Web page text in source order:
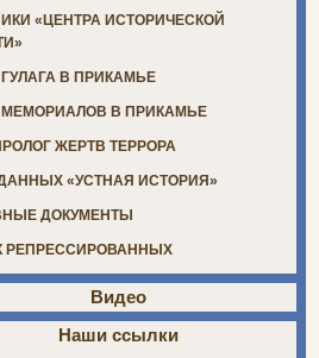
«ЦЕНТРА ИСТОРИЧЕСКОЙ
ГУЛАГА В ПРИКАМЬЕ
МЕМОРИАЛОВ В ПРИКАМЬЕ
ЖЕРТВ ТЕРРОРА
«УСТНАЯ ИСТОРИЯ»
ДОКУМЕНТЫ
РЕПРЕССИРОВАННЫХ
Видео
Наши ссылки